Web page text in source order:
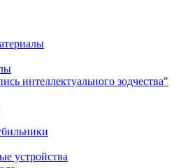
интеллектуального зодчества"
устройства